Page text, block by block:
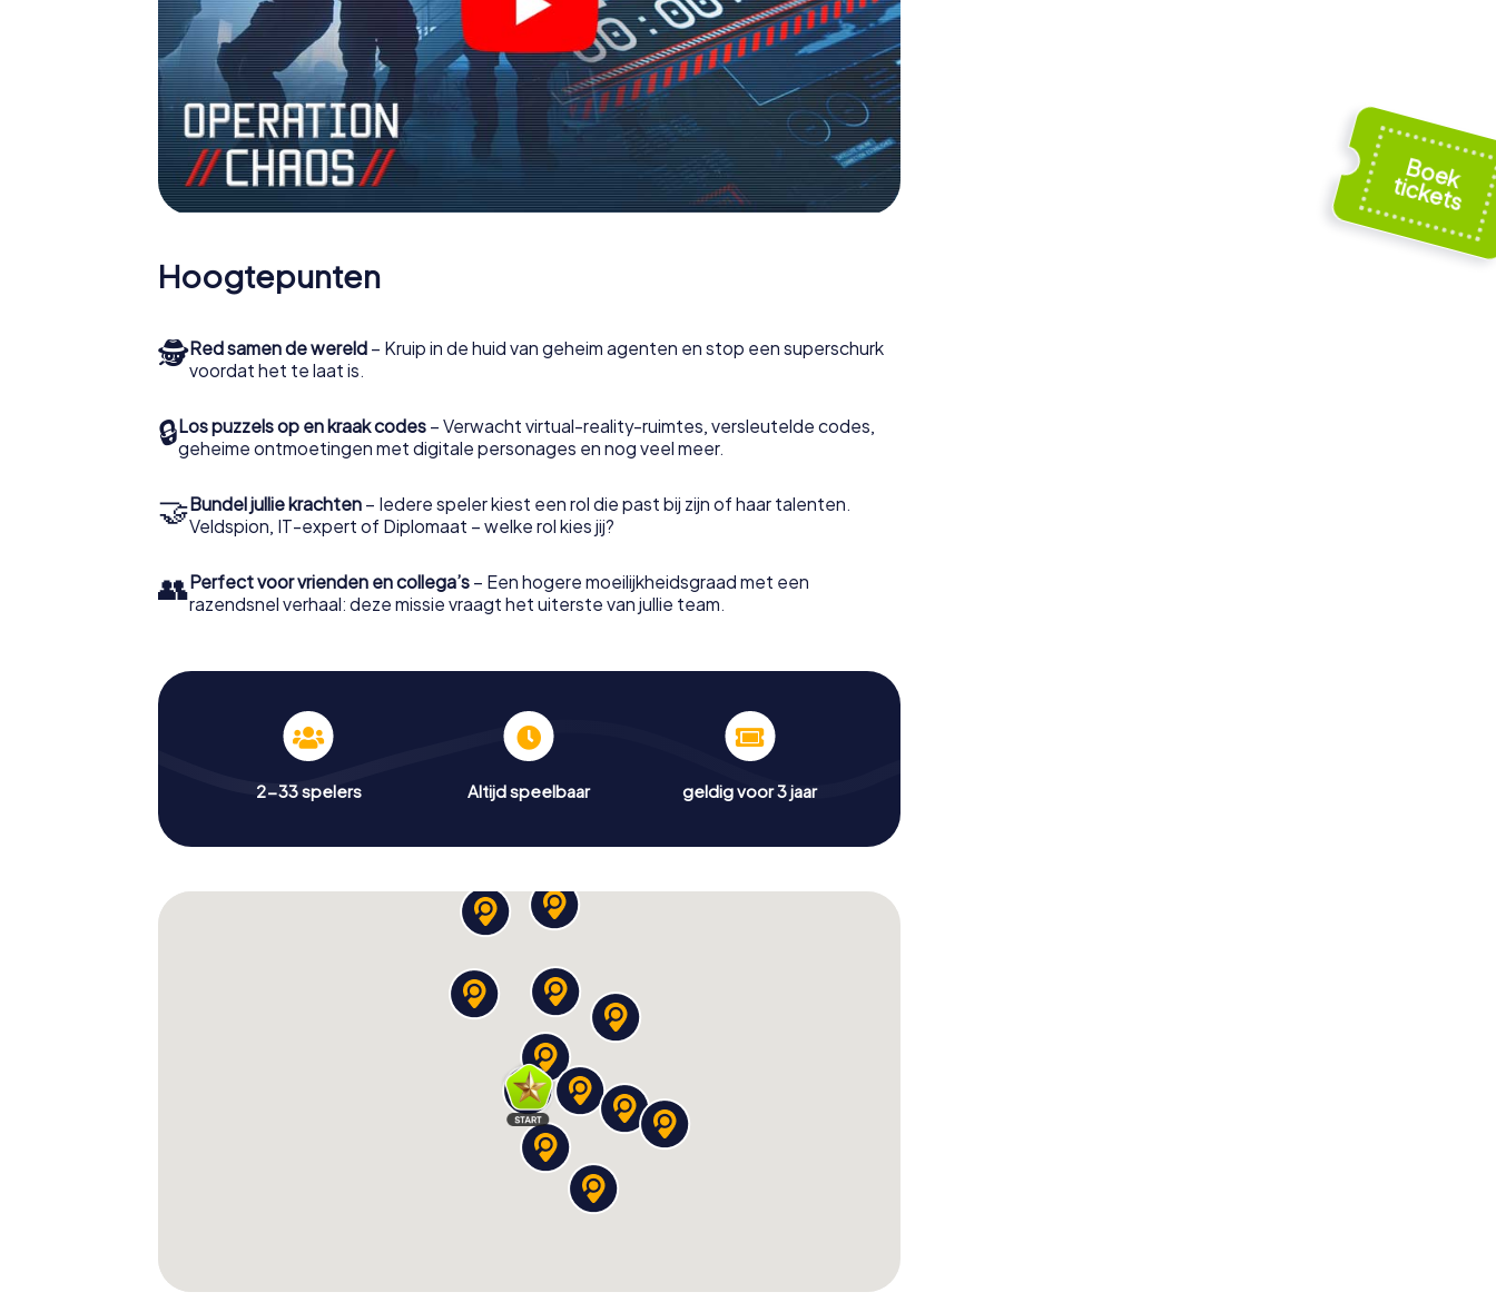
Hoogtepunten
🕵Red samen de wereld – Kruip in de huid van geheim agenten en stop een superschurk
voordat het te laat is.
🔒Los puzzels op en kraak codes – Verwacht virtual-reality-ruimtes, versleutelde codes,
geheime ontmoetingen met digitale personages en nog veel meer.
🤝Bundel jullie krachten – Iedere speler kiest een rol die past bij zijn of haar talenten.
Veldspion, IT-expert of Diplomaat – welke rol kies jij?
👥Perfect voor vrienden en collega’s – Een hogere moeilijkheidsgraad met een
razendsnel verhaal: deze missie vraagt het uiterste van jullie team.
2-33 spelers Altijd speelbaar geldig voor 3 jaar